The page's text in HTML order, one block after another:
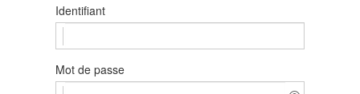
Identifiant
Mot de passe